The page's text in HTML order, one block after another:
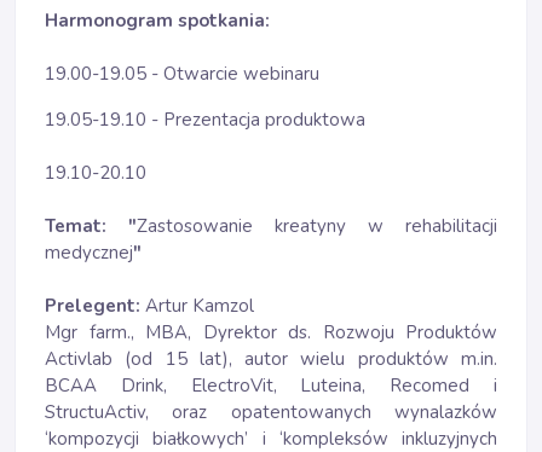
Harmonogram spotkania:
19.00-19.05 - Otwarcie webinaru
19.05-19.10 - Prezentacja produktowa
19.10-20.10
Temat: "Zastosowanie kreatyny w rehabilitacji
medycznej"
Prelegent: Artur Kamzol
Mgr farm., MBA, Dyrektor ds. Rozwoju Produktów
Activlab (od 15 lat), autor wielu produktów m.in.
BCAA Drink, ElectroVit, Luteina, Recomed i
StructuActiv, oraz opatentowanych wynalazków
‘kompozycji białkowych’ i ‘kompleksów inkluzyjnych